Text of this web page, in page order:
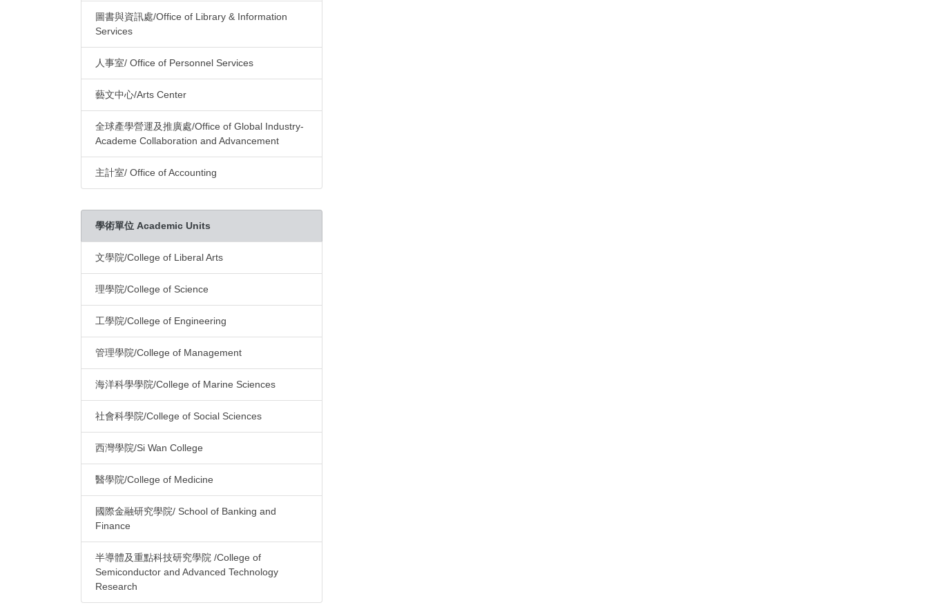
圖書與資訊處/Office of Library & Information
Services
人事室/ Office of Personnel Services
藝文中心/Arts Center
全球產學營運及推廣處/Office of Global Industry-
Academe Collaboration and Advancement
主計室/ Office of Accounting
學術單位 Academic Units
文學院/College of Liberal Arts
理學院/College of Science
工學院/College of Engineering
管理學院/College of Management
海洋科學學院/College of Marine Sciences
社會科學院/College of Social Sciences
西灣學院/Si Wan College
醫學院/College of Medicine
國際金融研究學院/ School of Banking and
Finance
半導體及重點科技研究學院 /College of
Semiconductor and Advanced Technology
Research